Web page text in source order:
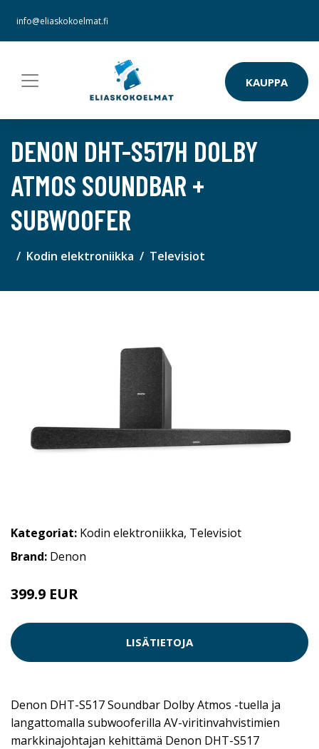
info@eliaskokoelmat.fi
KAUPPA
DENON DHT-S517H DOLBY
ATMOS SOUNDBAR +
SUBWOOFER
Kodin elektroniikka Televisiot
Kategoriat: Kodin elektroniikka, Televisiot
Brand: Denon
399.9 EUR
LISÄTIETOJA
Denon DHT-S517 Soundbar Dolby Atmos -tuella ja
langattomalla subwooferilla AV-viritinvahvistimien
markkinajohtajan kehittämä Denon DHT-S517